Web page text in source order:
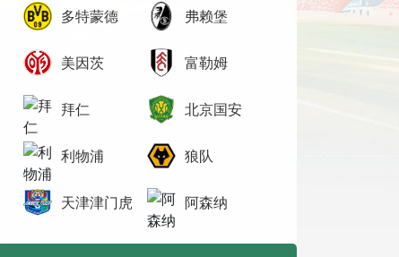
多特蒙德 弗赖堡
美因茨 富勒姆
拜仁 北京国安
利物浦 狼队
天津津门虎 阿森纳